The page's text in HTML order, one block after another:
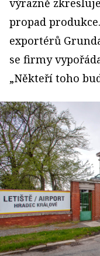
výrazně
propad
exportérů
se firmy
„Někteří toho